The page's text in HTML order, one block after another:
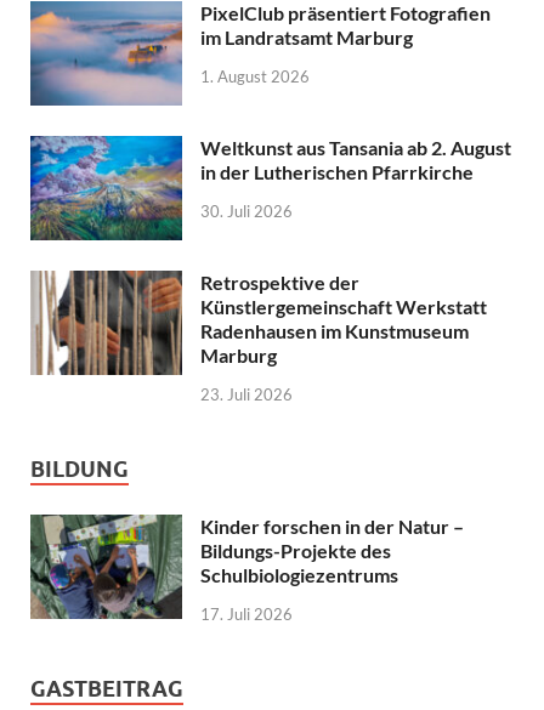
PixelClub präsentiert Fotografien
im Landratsamt Marburg
1. August 2026
Weltkunst aus Tansania ab 2. August
in der Lutherischen Pfarrkirche
30. Juli 2026
Retrospektive der
Künstlergemeinschaft Werkstatt
Radenhausen im Kunstmuseum
Marburg
23. Juli 2026
BILDUNG
Kinder forschen in der Natur –
Bildungs-Projekte des
Schulbiologiezentrums
17. Juli 2026
GASTBEITRAG